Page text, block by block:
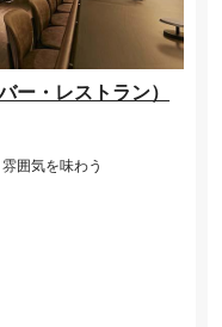
ー・レストラン）
囲気を味わう